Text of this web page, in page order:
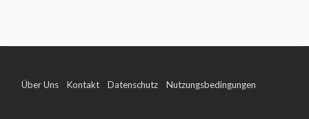
Über Uns Kontakt Datenschutz Nutzungsbedingungen